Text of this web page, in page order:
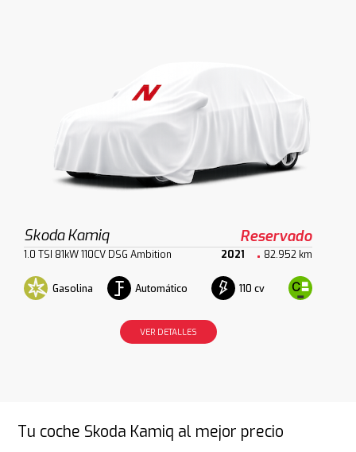
Skoda Kamiq Reservado
1.0 TSI 81kW 110CV DSG Ambition 2021 82.952 km
Gasolina Automático 110 cv
VER DETALLES
Tu coche Skoda Kamiq al mejor precio